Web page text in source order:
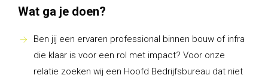
Wat ga je doen?
Ben jij een ervaren professional binnen bouw of infra
die klaar is voor een rol met impact? Voor onze
relatie zoeken wij een Hoofd Bedrijfsbureau dat niet